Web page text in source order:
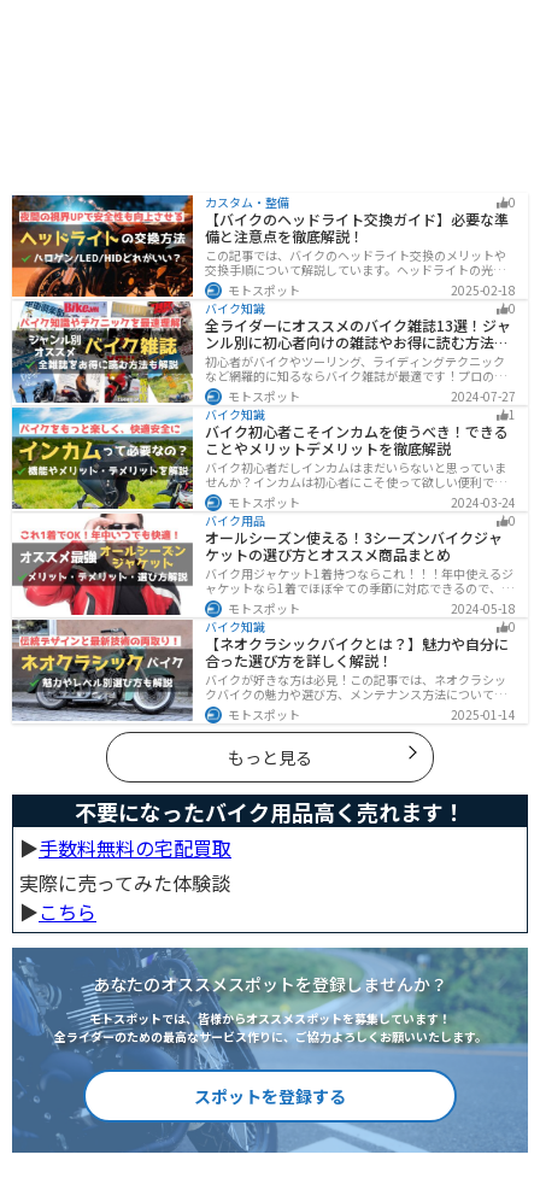
カスタム・整備 0
【バイクのヘッドライト交換ガイド】必要な準
備と注意点を徹底解説！
この記事では、バイクのヘッドライト交換のメリットや
交換手順について解説しています。ヘッドライトの光が
弱くなっていませんか？夜間の視界を改善するために
は、適切なヘッドライト交換が必要です。自分で交換す
る方法からショップに依頼する場合の費用までわかりや
すくお伝えします！
モトスポット
2025-02-18
バイク知識
0
全ライダーにオススメのバイク雑誌13選！ジャ
ンル別に初心者向けの雑誌やお得に読む方法も
解説
初心者がバイクやツーリング、ライディングテクニック
など網羅的に知るならバイク雑誌が最適です！プロのラ
イターがしっかりと調べた情報とわかりやすい写真でま
とめられているので、効率的に理解できます。そんなバ
イク雑誌をジャンル別にオススメのバイク雑誌をまとめ
ました。サブスクサービスを利用すれば全ての雑誌をお
得に読むことができるのでオススメです。
モトスポット
2024-07-27
バイク知識
1
バイク初心者こそインカムを使うべき！できる
ことやメリットデメリットを徹底解説
バイク初心者だしインカムはまだいらないと思っていま
せんか？インカムは初心者にこそ使って欲しい便利で安
全に運転するための機器です。インカムでできることや
メリットデメリットなどまとめましたので、気になって
いる人はぜひ参考にしてください。
モトスポット
2024-03-24
バイク用品
0
オールシーズン使える！3シーズンバイクジャ
ケットの選び方とオススメ商品まとめ
バイク用ジャケット1着持つならこれ！！！年中使えるジ
ャケットなら1着でほぼ全ての季節に対応できるので、出
費も抑えられます。真夏や真冬など極端な季節に乗る場
合は専用ジャケットがあるとより快適になるのでツーリ
ングスタイルに合わせて検討してください。
モトスポット
2024-05-18
バイク知識
0
【ネオクラシックバイクとは？】魅力や自分に
合った選び方を詳しく解説！
バイクが好きな方は必見！この記事では、ネオクラシッ
クバイクの魅力や選び方、メンテナンス方法について解
説しています。実はネオクラシックバイクは、見た目と
機能性の両方を求める人に最適なです。この記事を読め
ば、ネオクラシックバイクの魅力が理解できます。
モトスポット 2025-01-14
もっと見る
不要になったバイク用品高く売れます！
▶︎手数料無料の宅配買取
実際に売ってみた体験談
▶︎こちら
あなたのオススメスポットを登録しませんか？
モトスポットでは、皆様からオススメスポットを募集しています！
全ライダーのための最高なサービス作りに、ご協力よろしくお願いいたします。
スポットを登録する